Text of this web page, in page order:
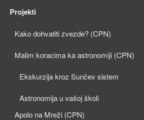
Projekti
Kako dohvatiti zvezde? (CPN)
Malim koracima ka astronomiji (CPN)
Ekskurzija kroz Sunčev sistem
Astronomija u vašoj školi
Apolo na Mreži (CPN)